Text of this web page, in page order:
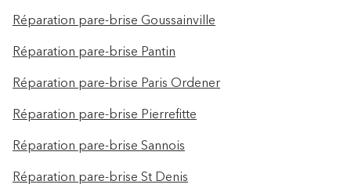
Réparation pare-brise Goussainville
Réparation pare-brise Pantin
Réparation pare-brise Paris Ordener
Réparation pare-brise Pierrefitte
Réparation pare-brise Sannois
Réparation pare-brise St Denis